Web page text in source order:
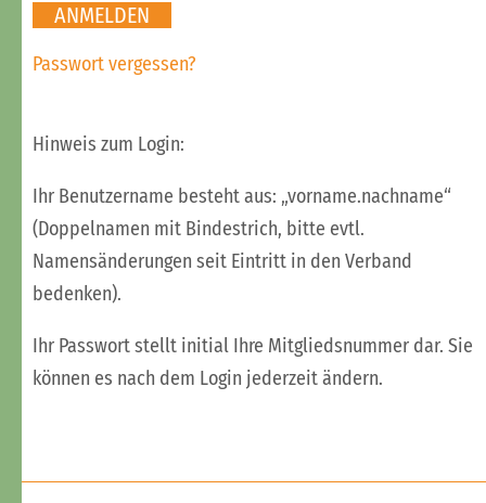
Passwort vergessen?
Hinweis zum Login:
Ihr Benutzername besteht aus: „vorname.nachname“
(Doppelnamen mit Bindestrich, bitte evtl.
Namensänderungen seit Eintritt in den Verband
bedenken).
Ihr Passwort stellt initial Ihre Mitgliedsnummer dar. Sie
können es nach dem Login jederzeit ändern.